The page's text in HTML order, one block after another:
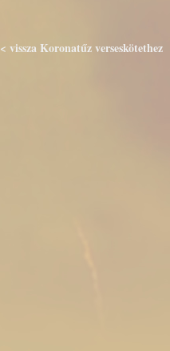
< vissza Koronatűz verseskötethez